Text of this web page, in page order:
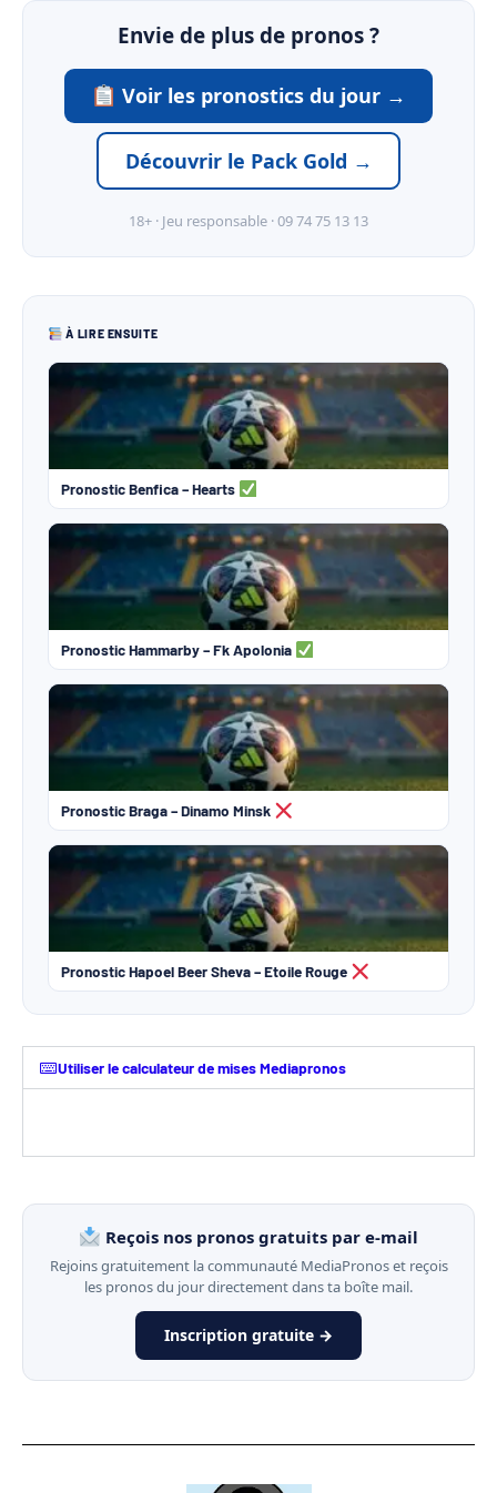
Envie de plus de pronos ?
Voir les pronostics du jour →
Découvrir le Pack Gold →
18+ · Jeu responsable · 09 74 75 13 13
À LIRE ENSUITE
Pronostic Benfica – Hearts
Pronostic Hammarby – Fk Apolonia
Pronostic Braga – Dinamo Minsk
Pronostic Hapoel Beer Sheva – Etoile Rouge
Utiliser le calculateur de mises Mediapronos
Reçois nos pronos gratuits par e-mail
Rejoins gratuitement la communauté MediaPronos et reçois
les pronos du jour directement dans ta boîte mail.
Inscription gratuite →